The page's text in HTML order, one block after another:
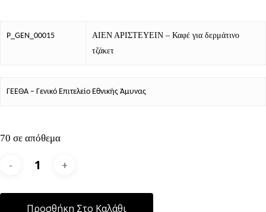
P_GEN_00015
ΑΙΕΝ ΑΡΙΣΤΕΥΕΙΝ – Καφέ για δερμάτινο
τζάκετ
ΓΕΕΘΑ – Γενικό Επιτελείο Εθνικής Άμυνας
70 σε απόθεμα
Προσθήκη Στο Καλάθι